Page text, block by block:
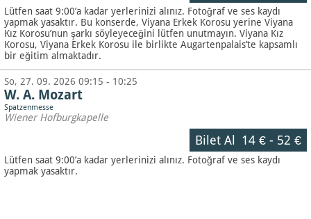
Lütfen saat 9:00’a kadar yerlerinizi alınız. Fotoğraf ve ses kaydı
yapmak yasaktır. Bu konserde, Viyana Erkek Korosu yerine Viyana
Kız Korosu’nun şarkı söyleyeceğini lütfen unutmayın. Viyana Kız
Korosu, Viyana Erkek Korosu ile birlikte Augartenpalais’te kapsamlı
bir eğitim almaktadır.
So, 27. 09. 2026 09:15 - 10:25
W. A. Mozart
Spatzenmesse
Wiener Hofburgkapelle
Bilet Al 14 €- 52 €
Lütfen saat 9:00’a kadar yerlerinizi alınız. Fotoğraf ve ses kaydı
yapmak yasaktır.